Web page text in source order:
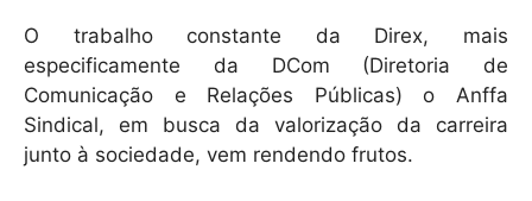
O trabalho constante da Direx, mais
especificamente da DCom (Diretoria de
Comunicação e Relações Públicas) o Anffa
Sindical, em busca da valorização da carreira
junto à sociedade, vem rendendo frutos.